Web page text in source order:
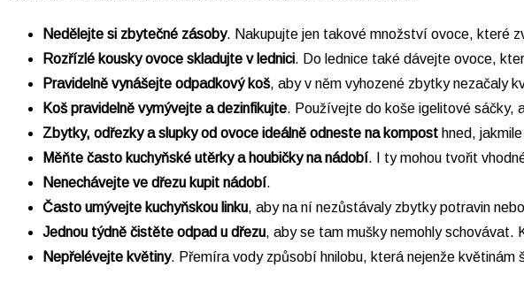
Nedělejte si zbytečné zásoby. Nakupujte jen takové množství ovoce, které
Rozřízlé kousky ovoce skladujte v lednici. Do lednice také dávejte ovoce,
Pravidelně vynášejte odpadkový koš, aby v něm vyhozené zbytky nezačaly
Koš pravidelně vymývejte a dezinfikujte. Používejte do koše igelitové sáčky,
Zbytky, odřezky a slupky od ovoce ideálně odneste na kompost hned,
Měňte často kuchyňské utěrky a houbičky na nádobí. I ty mohou tvořit
Nenechávejte ve dřezu kupit nádobí.
Často umývejte kuchyňskou linku, aby na ní nezůstávaly zbytky potravin
Jednou týdně čistěte odpad u dřezu, aby se tam mušky nemohly schovávat.
Nepřelévejte květiny. Přemíra vody způsobí hnilobu, která nejenže květinám